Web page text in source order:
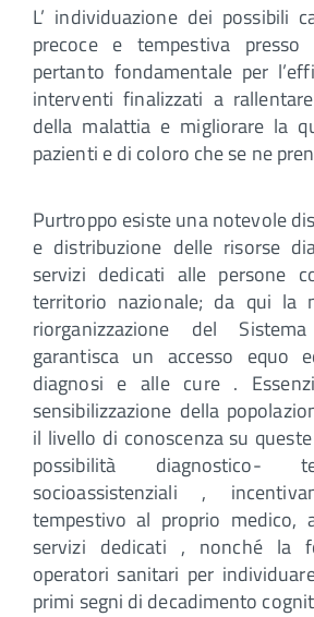
L’ individuazione dei possibili
precoce e tempestiva
pertanto fondamentale per
interventi finalizzati a
della malattia e migliorare la
pazienti e di coloro che se ne
Purtroppo esiste una notevole
e distribuzione delle risorse
servizi dedicati alle persone
territorio nazionale; da qui la
riorganizzazione del
garantisca un accesso equo
diagnosi e alle cure .
sensibilizzazione della
il livello di conoscenza su
possibilità diagnostico-
socioassistenziali ,
tempestivo al proprio medico,
servizi dedicati , nonché la
operatori sanitari per
primi segni di decadimento